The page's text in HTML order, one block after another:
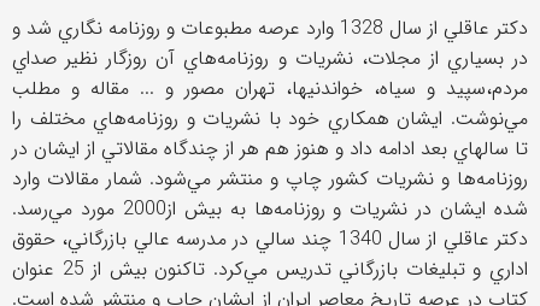
دکتر عاقلي از سال 1328 وارد عرصه مطبوعات و روزنامه نگاري شد و
در بسياري از مجلات، نشريات و روزنامه‌هاي آن روزگار نظير صداي
مردم،سپيد و سياه، خواندنيها، تهران مصور و ... مقاله و مطلب
مي‌نوشت. ايشان همکاري خود با نشريات و روزنامه‌هاي مختلف را
تا سالهاي بعد ادامه داد و هنوز هم هر از چندگاه مقالاتي از ايشان در
روزنامه‌ها و نشريات کشور چاپ و منتشر مي‌شود. شمار مقالات وارد
شده ايشان در نشريات و روزنامه‌ها به بيش از2000 مورد مي‌رسد.
دکتر عاقلي از سال 1340 چند سالي در مدرسه عالي بازرگاني، حقوق
اداري و تبليغات بازرگاني تدريس مي‌کرد. تاکنون بیش از 25 عنوان
کتاب در عرصه تاريخ معاصر ايران از ايشان چاپ و منتشر شده است.